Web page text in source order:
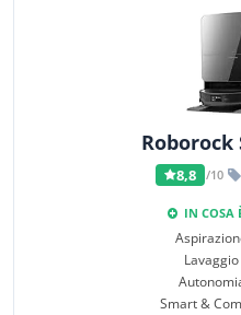
Roborock
8,8 /10
IN COSA
Smart &